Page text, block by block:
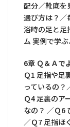
配分／靴底を
選び方は？／
浴時の足と足
ム 実例で学
6章 Ｑ＆Ａで
Ｑ1 足指や足
っているの？
Ｑ4 足裏のア
なの？ ／Ｑ6
／Ｑ7 足指ほ